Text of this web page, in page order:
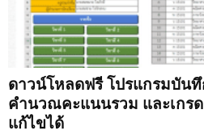
ดาวน์โหลดฟรี โปรแกรมบัน
คำนวณคะแนนรวม และเกร
แก้ไขได้